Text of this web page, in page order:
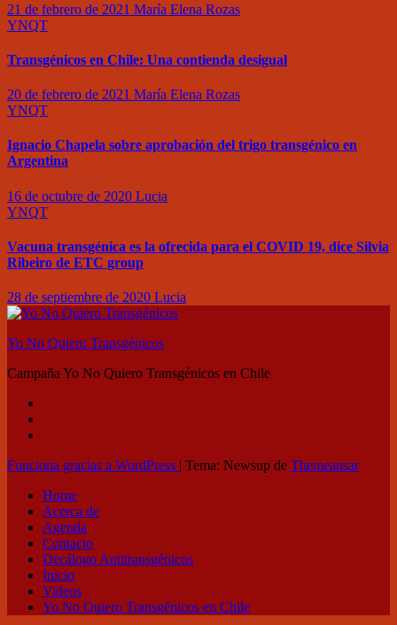
21 de febrero de 2021 María Elena Rozas
YNQT
Transgénicos en Chile: Una contienda desigual
20 de febrero de 2021 María Elena Rozas
YNQT
Ignacio Chapela sobre aprobación del trigo transgénico en
Argentina
16 de octubre de 2020 Lucia
YNQT
Vacuna transgénica es la ofrecida para el COVID 19, dice Silvia
Ribeiro de ETC group
28 de septiembre de 2020 Lucia
Yo No Quiero Transgénicos
Campaña Yo No Quiero Transgénicos en Chile
Funciona gracias a WordPress | Tema: Newsup de Themeansar
Home
Acerca de
Agenda
Contacto
Decálogo Antitransgénicos
Inicio
Videos
Yo No Quiero Transgénicos en Chile